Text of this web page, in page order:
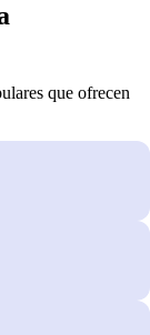
que ofrecen